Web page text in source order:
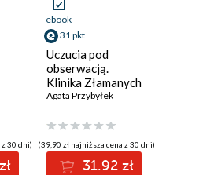
z 30 dni)
ebook
31 pkt
Uczucia pod
obserwacją.
Klinika Złamanych
Serc. Tom 3
Agata Przybyłek
(39,90 zł najniższa cena z 30 dni)
31.92 zł